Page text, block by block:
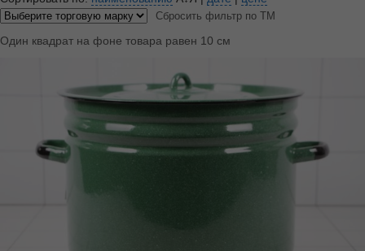
Сбросить фильтр по ТМ
Один квадрат на фоне товара равен 10 см